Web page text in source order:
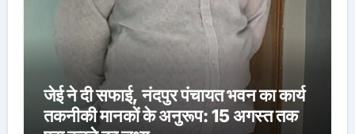
जेई ने दी सफाई, नंदपुर पंचायत भवन का कार्य
तकनीकी मानकों के अनुरूप: 15 अगस्त तक